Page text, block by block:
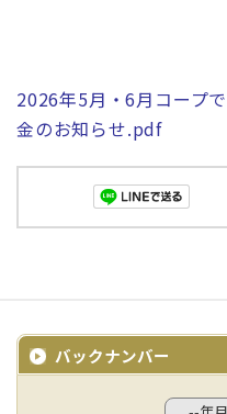
2026年5月・6月コープ
金のお知らせ.pdf
バックナンバー